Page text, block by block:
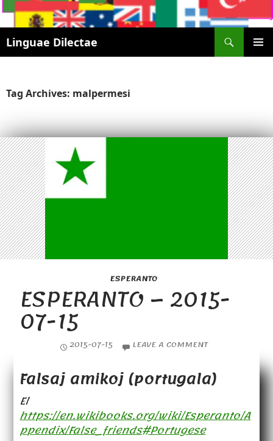
Linguae Dilectae
SKIP
Tag Archives: malpermesi
ESPERANTO
ESPERANTO – 2015-
07-15
2015-07-15 LEAVE A COMMENT
Falsaj amikoj (portugala)
El
https://en.wikibooks.org/wiki/Esperanto/A
ppendix/False_friends#Portugese